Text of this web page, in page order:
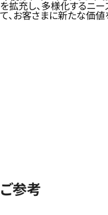
を拡充し、多様化するニ
て、お客さまに新たな価値
ご参考